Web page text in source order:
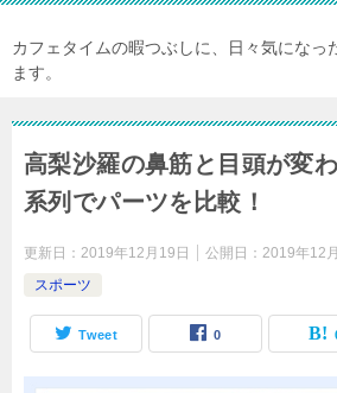
カフェタイムの暇つぶしに、日々気になっ
ます。
高梨沙羅の鼻筋と目頭が変
系列でパーツを比較！
更新日： 2019年12月19日 公開日： 2019年12
スポーツ
Tweet 0